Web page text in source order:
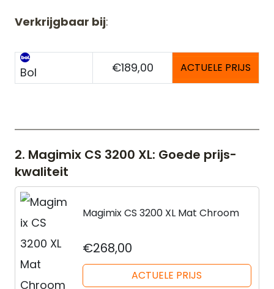
Verkrijgbaar bij:
Bol €189,00 ACTUELE PRIJS
2. Magimix CS 3200 XL: Goede prijs-
kwaliteit
Magimix CS 3200 XL Mat Chroom
€268,00
ACTUELE PRIJS